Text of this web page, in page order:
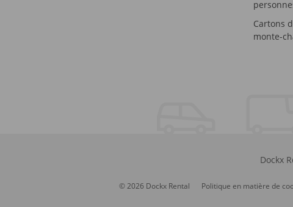
Cartons
monte-
Dockx
© 2026 Dockx Rental Politique en matière de